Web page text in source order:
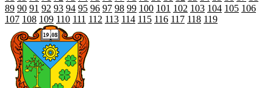
89 90 91 92 93 94 95 96 97 98 99 100 101 102 103 104 105 106
107 108 109 110 111 112 113 114 115 116 117 118 119